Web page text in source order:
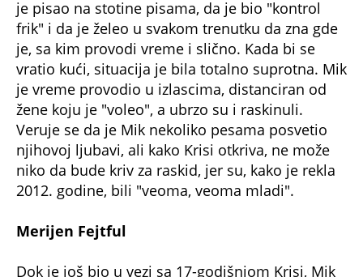
prste. Mik ni njoj nije uspeo da ostane veran, a
Merijen je za njegove afere - znala.Nikada
nije rekla ni reč, a opravdanja su stajala u dve
reči, tačnije, njegovo ime -"On je Mik Džeger".